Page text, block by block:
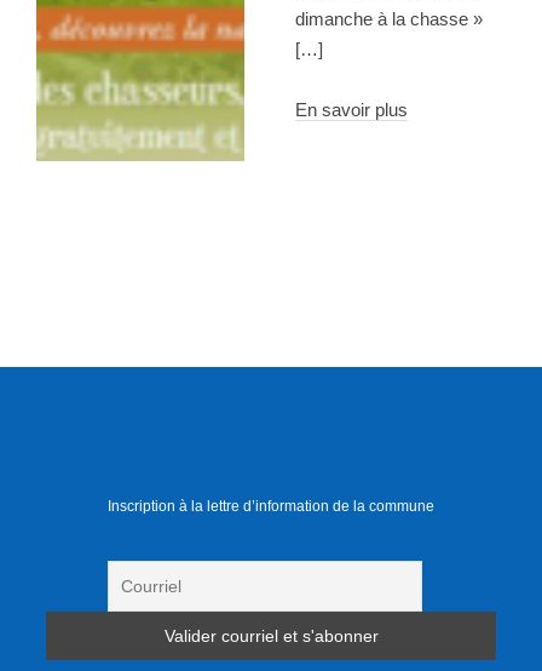
dimanche à la chasse »
[…]
En savoir plus
Inscription à la lettre d’information de la commune